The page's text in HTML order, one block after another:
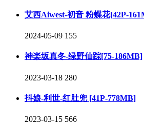
艾西Aiwest-初音 粉蝶花[42P-
2024-05-09 155
神楽坂真冬-绿野仙踪[75-186MB]
2023-03-18 280
抖娘-利世-红肚兜 [41P-778MB]
2023-03-15 566